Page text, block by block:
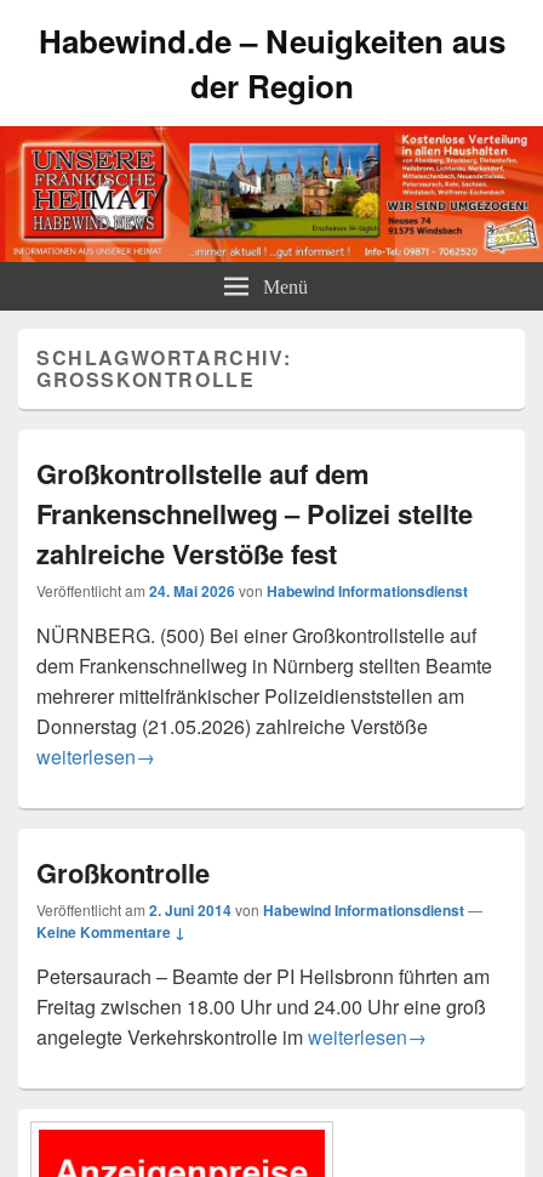
Habewind.de – Neuigkeiten aus
der Region
Menü
SCHLAGWORTARCHIV:
GROSSKONTROLLE
Großkontrollstelle auf dem
Frankenschnellweg – Polizei stellte
zahlreiche Verstöße fest
Veröffentlicht am 24. Mai 2026von Habewind Informationsdienst
NÜRNBERG. (500) Bei einer Großkontrollstelle auf
dem Frankenschnellweg in Nürnberg stellten Beamte
mehrerer mittelfränkischer Polizeidienststellen am
Donnerstag (21.05.2026) zahlreiche Verstöße
Großkontrollstelle auf dem Frankenschnellweg – Polizei
weiterlesen→
Großkontrolle
Veröffentlicht am 2. Juni 2014von Habewind Informationsdienst—
Keine Kommentare ↓
Petersaurach – Beamte der PI Heilsbronn führten am
Freitag zwischen 18.00 Uhr und 24.00 Uhr eine groß
angelegte Verkehrskontrolle imGroßkontrolle
weiterlesen→
Primärer
Widgetbereich